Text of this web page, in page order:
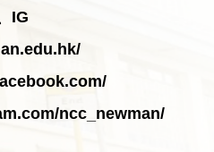
IG
ncc_newman/